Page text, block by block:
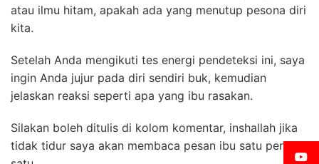
atau ilmu hitam, apakah ada yang menutup pesona diri
kita.
Setelah Anda mengikuti tes energi pendeteksi ini, saya
ingin Anda jujur pada diri sendiri buk, kemudian
jelaskan reaksi seperti apa yang ibu rasakan.
Silakan boleh ditulis di kolom komentar, inshallah jika
tidak tidur saya akan membaca pesan ibu satu per